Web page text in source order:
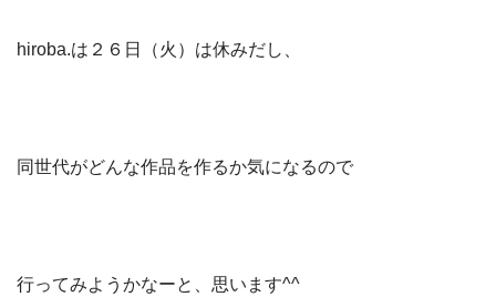
hiroba.は２６日（火）は休みだし、
同世代がどんな作品を作るか気になるので
行ってみようかなーと、思います^^